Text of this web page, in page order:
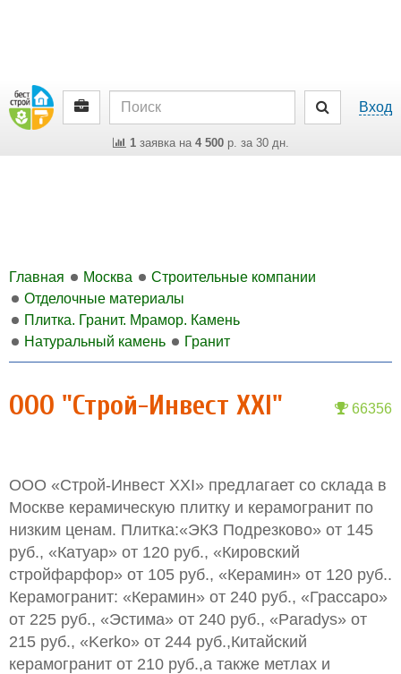
Вход
1заявка на 4 500р. за 30 дн.
Главная Москва
Строительные компании
Отделочные материалы
Плитка. Гранит. Мрамор. Камень
Натуральный камень
Гранит
66356
OOO "Строй-Инвест ХХI"
ООО «Строй-Инвест ХХI» предлагает со склада в
Москве керамическую плитку и керамогранит по
низким ценам. Плитка:«ЭКЗ Подрезково» от 145
руб., «Катуар» от 120 руб., «Кировский
стройфарфор» от 105 руб., «Керамин» от 120 руб..
Керамогранит: «Керамин» от 240 руб., «Грассаро»
от 225 руб., «Эстима» от 240 руб., «Paradys» от
215 руб., «Kerko» от 244 руб.,Китайский
керамогранит от 210 руб.,а также метлах и